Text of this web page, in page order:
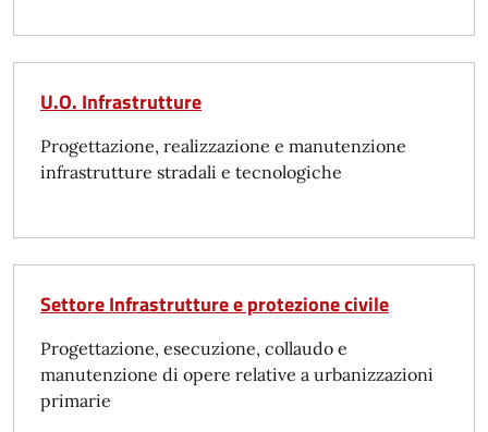
U.O. Infrastrutture
Progettazione, realizzazione e manutenzione
infrastrutture stradali e tecnologiche
Settore Infrastrutture e protezione civile
Progettazione, esecuzione, collaudo e
manutenzione di opere relative a urbanizzazioni
primarie